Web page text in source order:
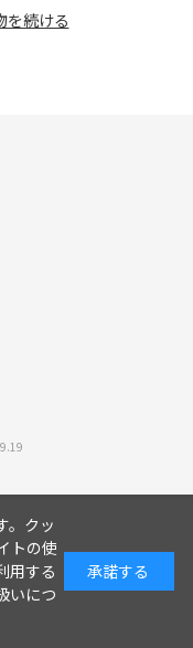
を続ける
。クッ
トの使
用する
いにつ
承諾する